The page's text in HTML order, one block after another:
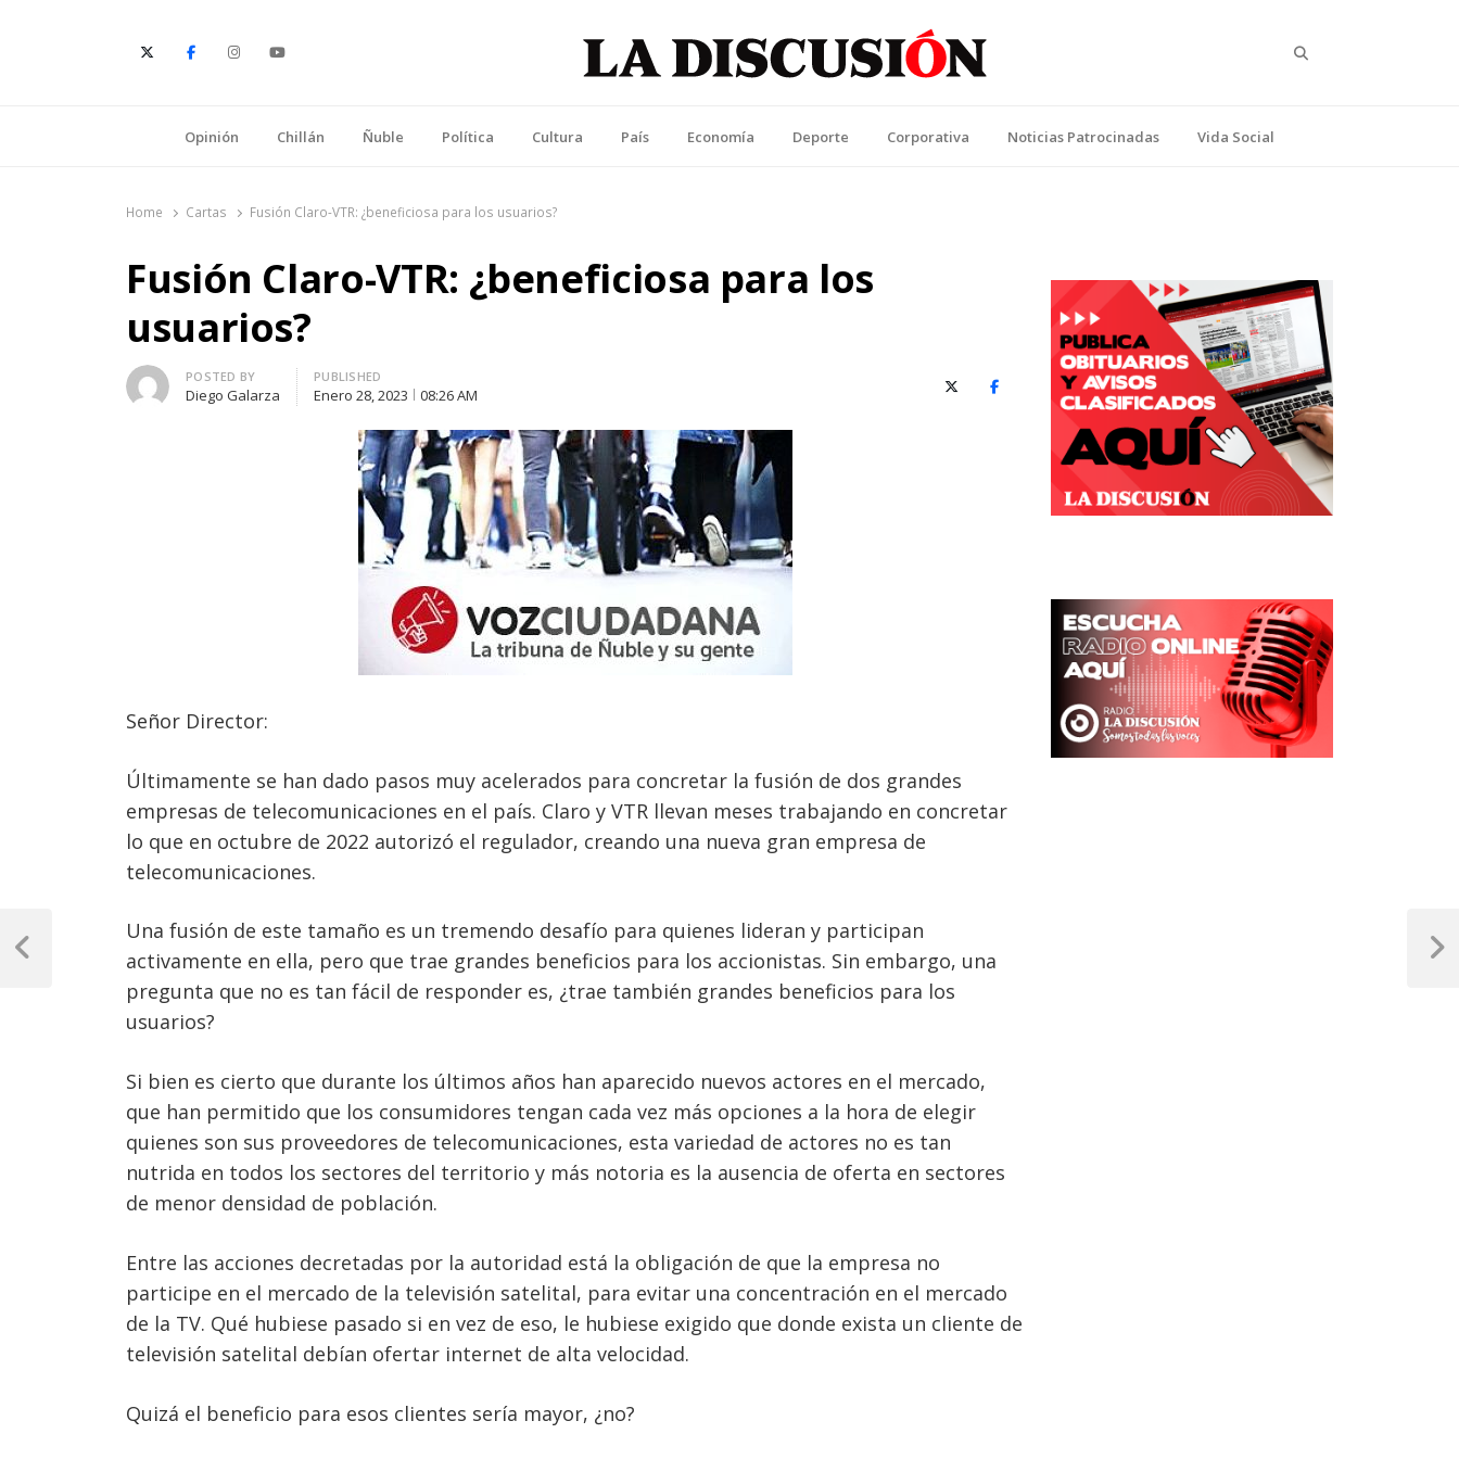
Opinión Chillán Ñuble Política Cultura País Economía Deporte Corporativa Noticias Patrocinadas Vida Social
Home Cartas Fusión Claro-VTR: ¿beneficiosa para los usuarios?
Fusión Claro-VTR: ¿beneficiosa para los
usuarios?
Author
POSTED BY
Diego Galarza
PUBLISHED
Enero 28, 2023 08:26 AM X (Twitter)Facebook
Señor Director:
Últimamente se han dado pasos muy acelerados para concretar la fusión de dos grandes
empresas de telecomunicaciones en el país. Claro y VTR llevan meses trabajando en concretar
lo que en octubre de 2022 autorizó el regulador, creando una nueva gran empresa de
telecomunicaciones.
Una fusión de este tamaño es un tremendo desafío para quienes lideran y participan
activamente en ella, pero que trae grandes beneficios para los accionistas. Sin embargo, una
pregunta que no es tan fácil de responder es, ¿trae también grandes beneficios para los
usuarios?
Si bien es cierto que durante los últimos años han aparecido nuevos actores en el mercado,
que han permitido que los consumidores tengan cada vez más opciones a la hora de elegir
quienes son sus proveedores de telecomunicaciones, esta variedad de actores no es tan
nutrida en todos los sectores del territorio y más notoria es la ausencia de oferta en sectores
de menor densidad de población.
Entre las acciones decretadas por la autoridad está la obligación de que la empresa no
participe en el mercado de la televisión satelital, para evitar una concentración en el mercado
de la TV. Qué hubiese pasado si en vez de eso, le hubiese exigido que donde exista un cliente de
televisión satelital debían ofertar internet de alta velocidad.
Quizá el beneficio para esos clientes sería mayor, ¿no?
Navegación
de
Previous
Next